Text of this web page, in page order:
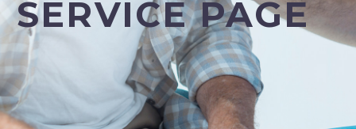
SERVICE PAGE